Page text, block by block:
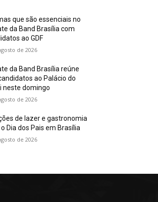
que são essenciais no
da Band Brasília com
ao GDF
de 2026
da Band Brasília reúne
ao Palácio do
neste domingo
de 2026
de lazer e gastronomia
Dia dos Pais em Brasília
de 2026